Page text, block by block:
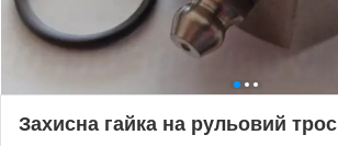
Захисна гайка на рульовий трос